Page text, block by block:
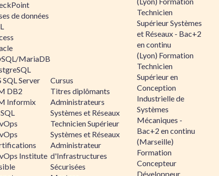
de données
MariaDB
SQL Server
DB2
Informix
Institute
Cursus
Titres diplômants
Administrateurs
Systèmes et Réseaux
Technicien Supérieur
Systèmes et Réseaux
Administrateur
d'Infrastructures
Sécurisées
Technicien
Supérieur Systèmes
et Réseaux - Bac+2
en continu
(Lyon) Formation
Technicien
Supérieur en
Conception
Industrielle de
Systèmes
Mécaniques -
Bac+2 en continu
(Marseille)
Formation
Concepteur
Développeur